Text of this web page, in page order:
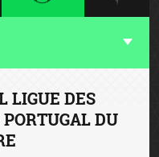
LIGUE DES
DU